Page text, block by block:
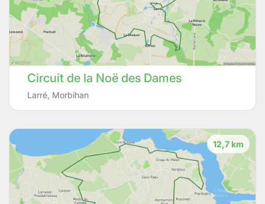
Circuit de la Noë des Dames
Larré Morbihan
12,7 km